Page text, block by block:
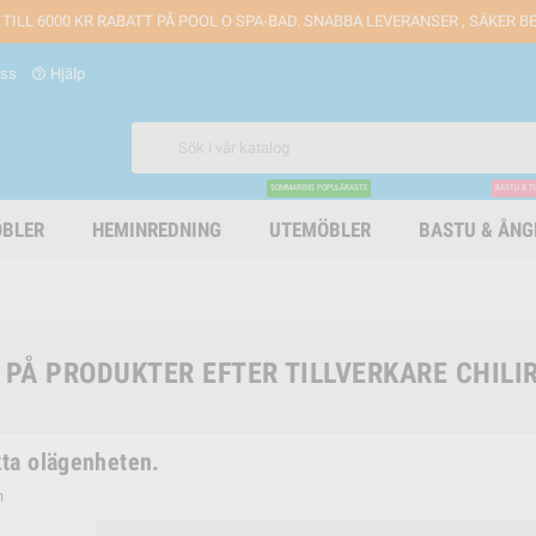
TILL 6000 KR RABATT PÅ POOL O SPA-BAD. SNABBA LEVERANSER , SÄKER
help_outline Hjälp
HEMINREDNING UTEMÖBLER
SOMMARENS POPULÄRASTE
BASTU &
BASTU &
PRODUKTER EFTER TILLVERKARE
olägenheten.